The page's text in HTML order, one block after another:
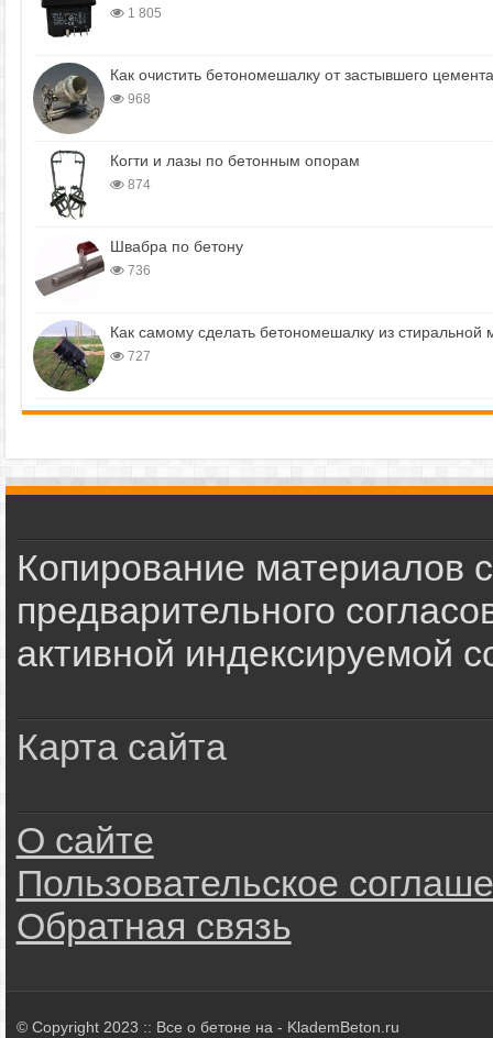
1 805
Как очистить бетономешалку от застывшего
968
Когти и лазы по бетонным опорам
874
Швабра по бетону
736
Как самому сделать бетономешалку из
727
Копирование материалов
предварительного
активной индексируемой
Карта сайта
О сайте
Пользовательское
Обратная связь
© Copyright 2023 :: Все о бетоне на - KlademBeton.ru